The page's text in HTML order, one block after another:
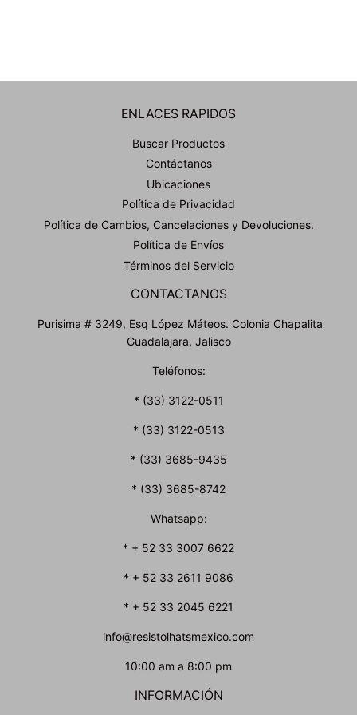
ENLACES RAPIDOS
Buscar Productos
Contáctanos
Ubicaciones
Política de Privacidad
Política de Cambios, Cancelaciones y Devoluciones.
Política de Envíos
Términos del Servicio
CONTACTANOS
Purisima # 3249, Esq López Máteos. Colonia Chapalita
Guadalajara, Jalisco
Teléfonos:
* (33) 3122-0511
* (33) 3122-0513
* (33) 3685-9435
* (33) 3685-8742
Whatsapp:
* + 52 33 3007 6622
* + 52 33 2611 9086
* + 52 33 2045 6221
info@resistolhatsmexico.com
10:00 am a 8:00 pm
INFORMACIÓN